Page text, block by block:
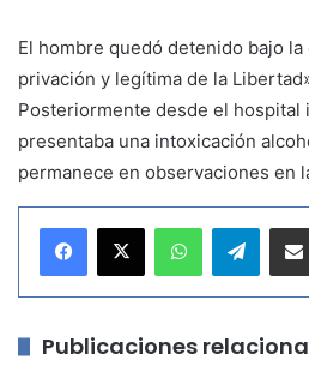
El hombre quedó detenido bajo la
privación y legítima de la
Posteriormente desde el hospital
presentaba una intoxicación
permanece en observaciones en
Telegram
Publicaciones